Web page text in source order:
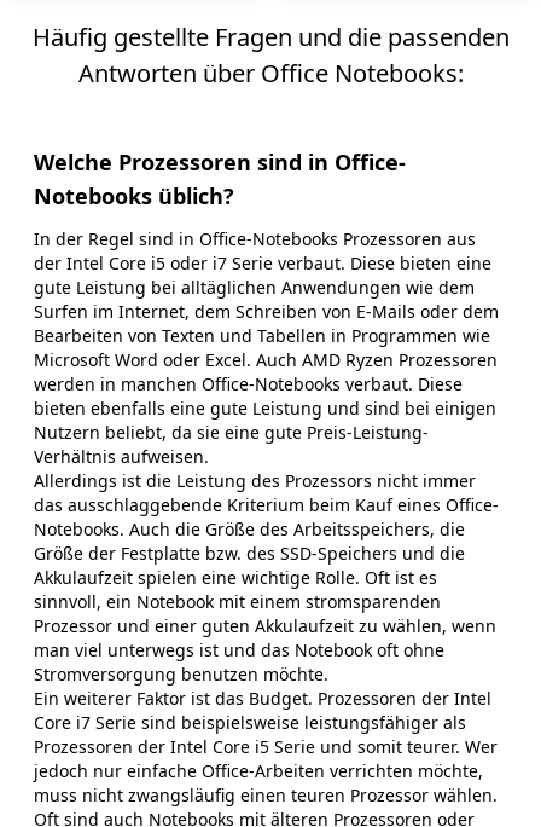
Häufig gestellte Fragen und die passenden
Antworten über Office Notebooks:
Welche Prozessoren sind in Office-
Notebooks üblich?
In der Regel sind in Office-Notebooks Prozessoren aus
der Intel Core i5 oder i7 Serie verbaut. Diese bieten eine
gute Leistung bei alltäglichen Anwendungen wie dem
Surfen im Internet, dem Schreiben von E-Mails oder dem
Bearbeiten von Texten und Tabellen in Programmen wie
Microsoft Word oder Excel. Auch AMD Ryzen Prozessoren
werden in manchen Office-Notebooks verbaut. Diese
bieten ebenfalls eine gute Leistung und sind bei einigen
Nutzern beliebt, da sie eine gute Preis-Leistung-
Verhältnis aufweisen.
Allerdings ist die Leistung des Prozessors nicht immer
das ausschlaggebende Kriterium beim Kauf eines Office-
Notebooks. Auch die Größe des Arbeitsspeichers, die
Größe der Festplatte bzw. des SSD-Speichers und die
Akkulaufzeit spielen eine wichtige Rolle. Oft ist es
sinnvoll, ein Notebook mit einem stromsparenden
Prozessor und einer guten Akkulaufzeit zu wählen, wenn
man viel unterwegs ist und das Notebook oft ohne
Stromversorgung benutzen möchte.
Ein weiterer Faktor ist das Budget. Prozessoren der Intel
Core i7 Serie sind beispielsweise leistungsfähiger als
Prozessoren der Intel Core i5 Serie und somit teurer. Wer
jedoch nur einfache Office-Arbeiten verrichten möchte,
muss nicht zwangsläufig einen teuren Prozessor wählen.
Oft sind auch Notebooks mit älteren Prozessoren oder